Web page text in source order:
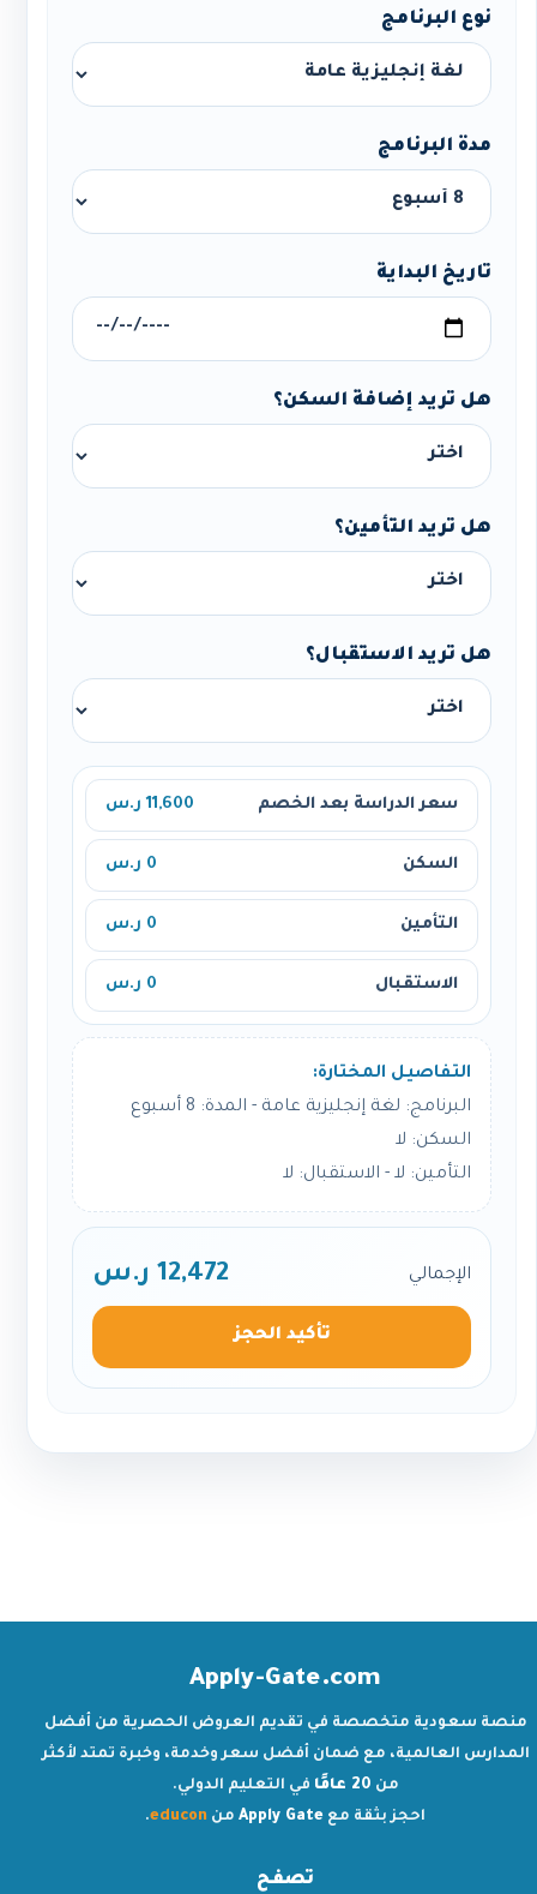
نوع البرنامج
مدة البرنامج
تاريخ البداية
هل تريد إضافة السكن؟
هل تريد التأمين؟
هل تريد الاستقبال؟
سعر الدراسة بعد الخصم 11,600 ر.س
السكن 0 ر.س
التأمين 0 ر.س
الاستقبال 0 ر.س
التفاصيل المختارة:
البرنامج: لغة إنجليزية عامة - المدة: 8 أسبوع
السكن: لا
التأمين: لا - الاستقبال: لا
الإجمالي 12,472 ر.س
تأكيد الحجز
Apply-Gate.com
منصة سعودية متخصصة في تقديم العروض الحصرية من أفضل
المدارس العالمية، مع ضمان أفضل سعر وخدمة، وخبرة تمتد لأكثر
من 20 عامًا
في التعليم الدولي.
احجز بثقة مع Apply Gate من educon
.
تصفح